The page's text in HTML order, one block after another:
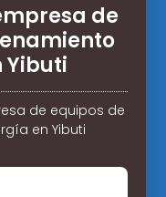
de
Yibuti
de equipos de
en Yibuti